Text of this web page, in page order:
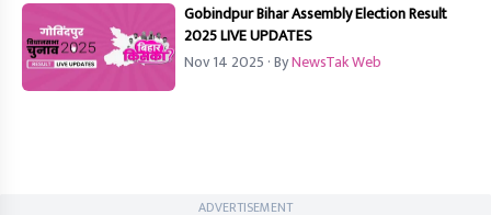
Gobindpur Bihar Assembly Election Result
2025 LIVE UPDATES
Nov 14 2025 · ByNewsTak Web
ADVERTISEMENT